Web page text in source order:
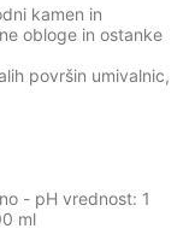
kamen in
obloge in ostanke
površin umivalnic,
- pH vrednost: 1
ml